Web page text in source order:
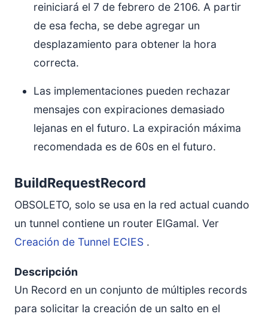
reiniciará el 7 de febrero de 2106. A partir
de esa fecha, se debe agregar un
desplazamiento para obtener la hora
correcta.
Las implementaciones pueden rechazar
mensajes con expiraciones demasiado
lejanas en el futuro. La expiración máxima
recomendada es de 60s en el futuro.
BuildRequestRecord
OBSOLETO, solo se usa en la red actual cuando
un tunnel contiene un router ElGamal. Ver
Creación de Tunnel ECIES .
Descripción
Un Record en un conjunto de múltiples records
para solicitar la creación de un salto en el